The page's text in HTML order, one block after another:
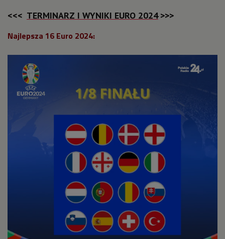
<<< TERMINARZ I WYNIKI EURO 2024 >>>
Najlepsza 16 Euro 2024: